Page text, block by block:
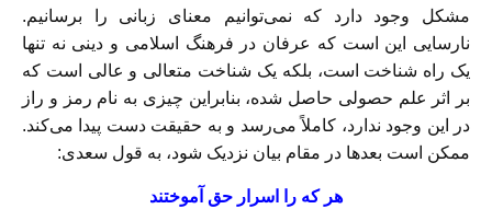
مشکل وجود دارد که نمی‌توانیم معنای زبانی را برسانیم.
نارسایی این است که عرفان در فرهنگ اسلامی و دینی نه تنها
یک راه شناخت است، بلکه یک شناخت متعالی و عالی است که
بر اثر علم حصولی حاصل شده، بنابراین چیزی به نام رمز و راز
در این وجود ندارد، کاملاً می‌رسد و به حقیقت دست پیدا می‌کند.
ممکن است بعدها در مقام بیان نزدیک شود، به قول سعدی:
هر که را اسرار حق آموختند